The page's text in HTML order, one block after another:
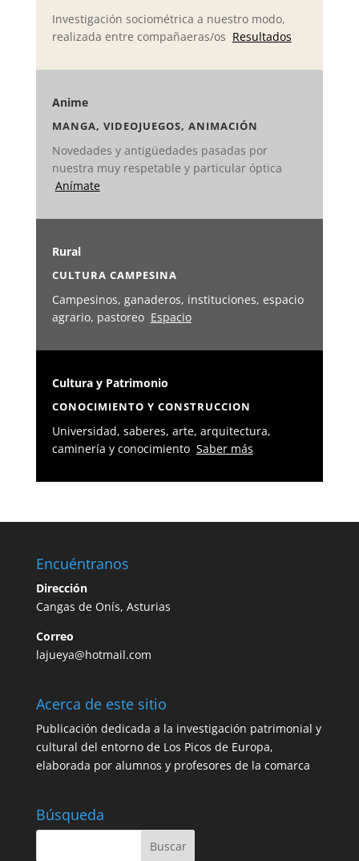
Investigación sociométrica a nuestro modo,
realizada entre compañaeras/os Resultados
Anime
MANGA, VIDEOJUEGOS, ANIMACIÓN
Novedades y antigüedades pasadas por
nuestra muy respetable y particular óptica
Anímate
Rural
CULTURA CAMPESINA
Campesinos, ganaderos, instituciones, espacio
agrario, pastoreo Espacio
Cultura y Patrimonio
CONOCIMIENTO Y CONSTRUCCION
Universidad, saberes, arte, arquitectura,
caminería y conocimiento Saber más
Encuéntranos
Dirección
Cangas de Onís, Asturias
Correo
lajueya@hotmail.com
Acerca de este sitio
Publicación dedicada a la investigación patrimonial y
cultural del entorno de Los Picos de Europa,
elaborada por alumnos y profesores de la comarca
Búsqueda